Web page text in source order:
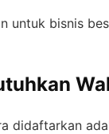
untuk bisnis
didaftarkan